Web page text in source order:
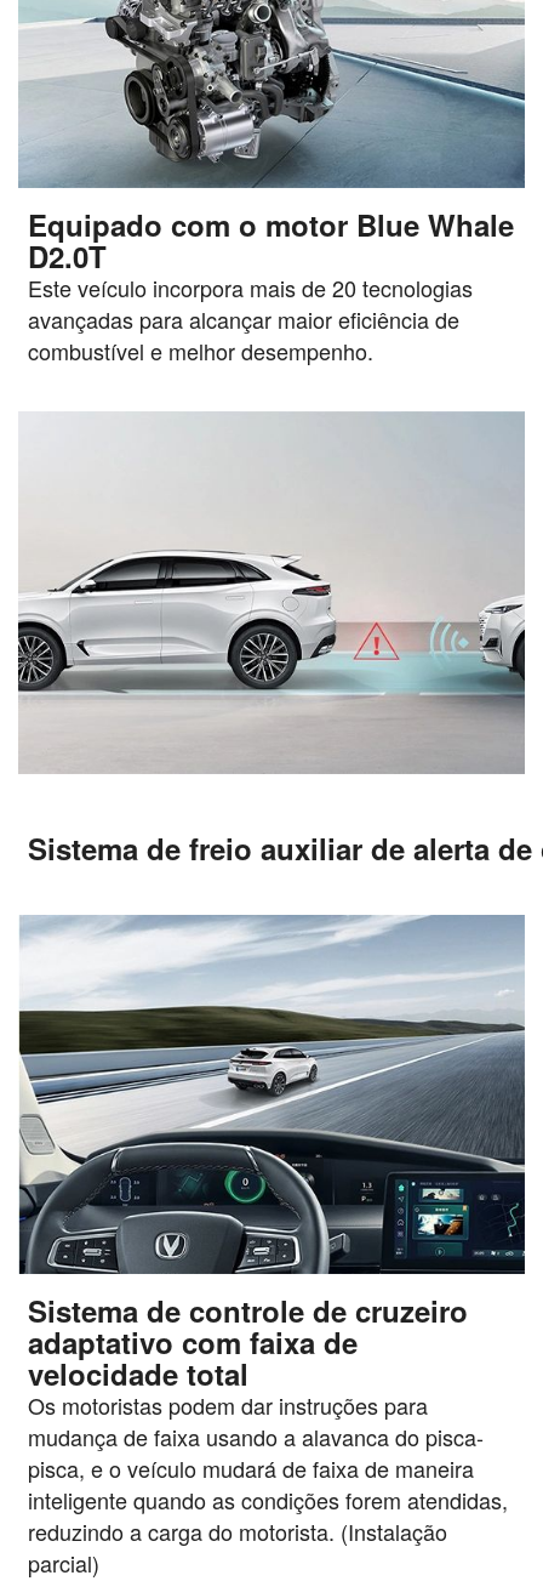
Equipado com o motor Blue Whale
D2.0T
Este veículo incorpora mais de 20 tecnologias
avançadas para alcançar maior eficiência de
combustível e melhor desempenho.
Sistema de freio auxiliar de alerta
Sistema de controle de cruzeiro
adaptativo com faixa de
velocidade total
Os motoristas podem dar instruções para
mudança de faixa usando a alavanca do pisca-
pisca, e o veículo mudará de faixa de maneira
inteligente quando as condições forem atendidas,
reduzindo a carga do motorista. (Instalação
parcial)